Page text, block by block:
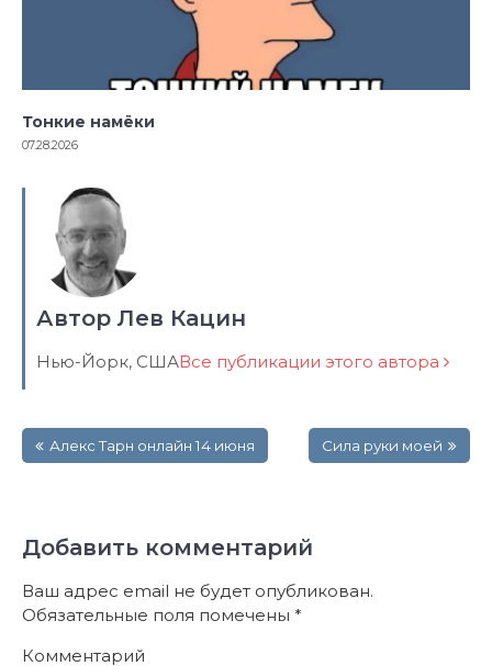
Тонкие намёки
07.28.2026
Автор Лев Кацин
Нью-Йорк, СШАВсе публикации этого автора
поАлекс Тарн онлайн 14 июня Сила руки моей
Добавить комментарий
Ваш адрес email не будет опубликован.
Обязательные поля помечены *
Комментарий